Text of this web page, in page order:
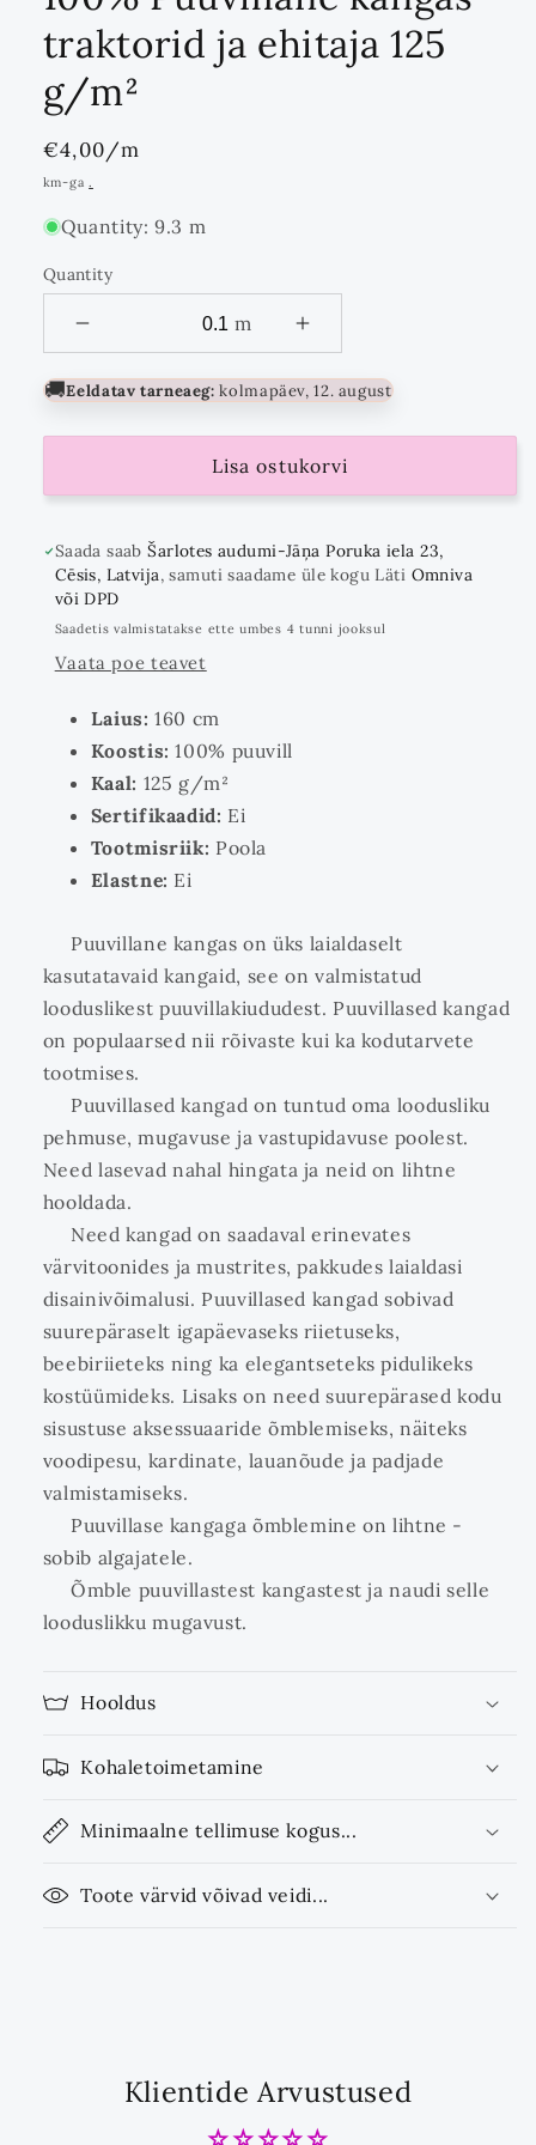
traktorid ja ehitaja 125
g/m²
Standards
hind
€4,00/m
km-ga
Quantity: 9.3 m
Quantity
Quantity
m
🚚Eeldatav tarneaeg:kolmapäev, 12. august
Lisa ostukorvi
Saada saabŠarlotes audumi-Jāņa Poruka iela 23,
Cēsis, Latvija, samuti saadame üle kogu Läti Omniva
või DPD
Saadetis valmistatakse ette umbes 4 tunni jooksul
Vaata poe teavet
Laius: 160 cm
Koostis: 100% puuvill
Kaal: 125 g/m²
Sertifikaadid: Ei
Tootmisriik: Poola
Elastne: Ei
Puuvillane kangas on üks laialdaselt
kasutatavaid kangaid, see on valmistatud
looduslikest puuvillakiududest. Puuvillased kangad
on populaarsed nii rõivaste kui ka kodutarvete
tootmises.
Puuvillased kangad on tuntud oma loodusliku
pehmuse, mugavuse ja vastupidavuse poolest.
Need lasevad nahal hingata ja neid on lihtne
hooldada.
Need kangad on saadaval erinevates
värvitoonides ja mustrites, pakkudes laialdasi
disainivõimalusi. Puuvillased kangad sobivad
suurepäraselt igapäevaseks riietuseks,
beebiriieteks ning ka elegantseteks pidulikeks
kostüümideks. Lisaks on need suurepärased kodu
sisustuse aksessuaaride õmblemiseks, näiteks
voodipesu, kardinate, lauanõude ja padjade
valmistamiseks.
Puuvillase kangaga õmblemine on lihtne -
sobib algajatele.
Õmble puuvillastest kangastest ja naudi selle
looduslikku mugavust.
Hooldus
Kohaletoimetamine
Minimaalne tellimuse kogus...
Toote värvid võivad veidi...
Klientide Arvustused